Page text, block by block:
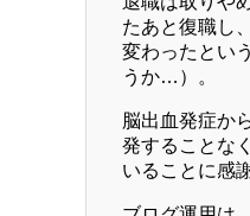
たあと復職し
変わったとい
うか…）。
脳出血発症か
発することな
いることに感